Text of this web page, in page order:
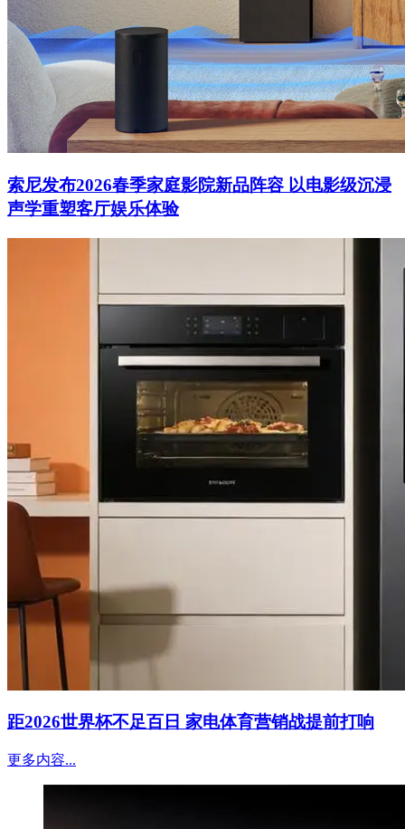
索尼发布2026春季家庭影院新品阵容 以电影级沉浸
声学重塑客厅娱乐体验
距2026世界杯不足百日 家电体育营销战提前打响
更多内容...